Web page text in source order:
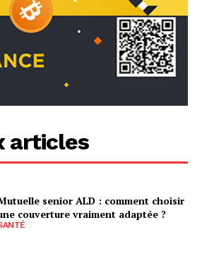
articles
senior ALD : comment choisir
couverture vraiment adaptée ?